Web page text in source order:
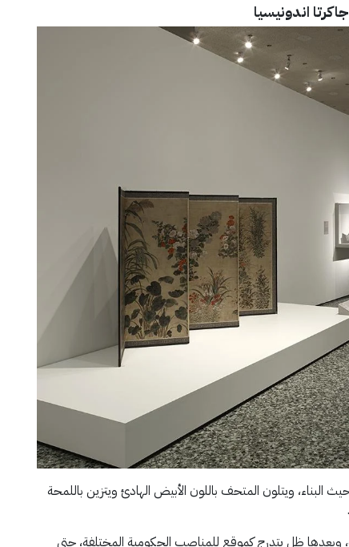
اندونيسيا
ويتلون المتحف باللون الأبيض الهادئ ويتزين باللمحة
وبعدها ظل يتدرج كموقع للمناصب الحكومية المختلفة، حتى